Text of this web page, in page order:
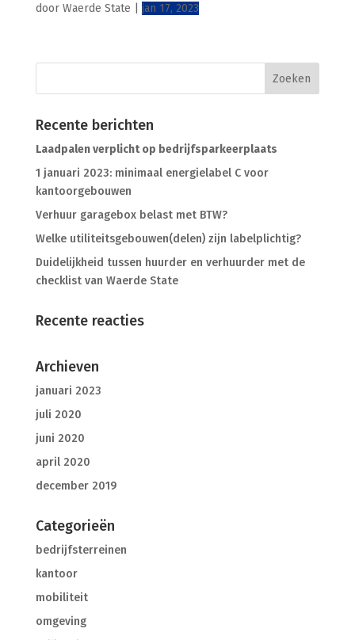
door Waerde State jan 17, 2023
Recente berichten
Laadpalen verplicht op bedrijfsparkeerplaats
1 januari 2023: minimaal energielabel C voor
kantoorgebouwen
Verhuur garagebox belast met BTW?
Welke utiliteitsgebouwen(delen) zijn labelplichtig?
Duidelijkheid tussen huurder en verhuurder met de
checklist van Waerde State
Recente reacties
Archieven
januari 2023
juli 2020
juni 2020
april 2020
december 2019
Categorieën
bedrijfsterreinen
kantoor
mobiliteit
omgeving